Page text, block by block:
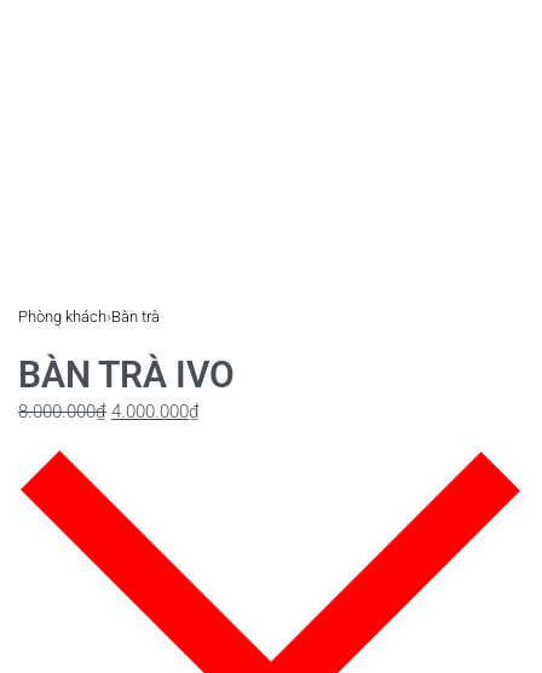
Phòng khách›Bàn trà
BÀN TRÀ IVO
8.000.000₫ 4.000.000₫